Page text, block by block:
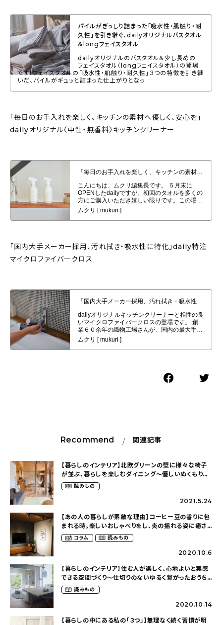
パイルがぎっしり詰まった「吸水性・肌触り・耐
久性」を引き継ぐ、dailyオリジナルバスタオル
＆longフェイスタオル
dailyオリジナルのバスタオル＆少し長めの
フェイスタオル（longフェイスタオル）の登場
です！フェイスタオルの「吸水性・肌触り・耐久性」３つの特徴を引き継
いだ、パイルがギュッと詰まった仕上がりとなっ
「毎日のお手入れを楽しく、キッチンの素材へ優しく、安心を」
dailyオリジナル〈中性・無香料〉キッチンクリーナー
「毎日のお手入れを楽しく、キッチンの素材へ優しく、安心を」dailyオリジナ
ル〈中性・無香料〉キッチンクリーナー
「国内大手メーカー採用、汚れ拭き・吸水性に特化」daily特注
マイクロファイバークロス
「国内大手メーカー採用、汚れ拭き・吸水性に特化」daily特注マイクロファ
イバークロスの発売
Recommend 関連記事
【暮らしのインテリア】北欧グリーンの壁に様々な椅子
が並ぶ、暮らしを楽しむダイニング〜優しいぬくもりを
感じる木の家（__oharubiyoriさん）
読みもの
2021.5.24
【あの人の暮らしが素敵な理由】コーヒー豆の香りに包
まれる時。楽しいおしゃべりをし、炎の揺れる姿に癒さ
れて〜秋の夜長の過ごし方（s__ayooさん）
コラム 読みもの
2020.10.6
【暮らしのインテリア】住む人が楽しく、心地よいと実感
できる空間づくり〜仕切りのないゆるく繋がったおうち
（olney.03さん）
読みもの
2020.10.14
【暮らしの中にある私の「３つ」】無理なく続く習慣が明